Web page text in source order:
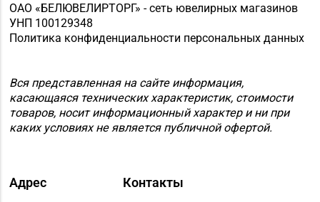
ОАО «БЕЛЮВЕЛИРТОРГ» - сеть ювелирных магазинов
УНП 100129348
Политика конфиденциальности персональных данных
Вся представленная на сайте информация,
касающаяся технических характеристик, стоимости
товаров, носит информационный характер и ни при
каких условиях не является публичной офертой.
Адрес Контакты